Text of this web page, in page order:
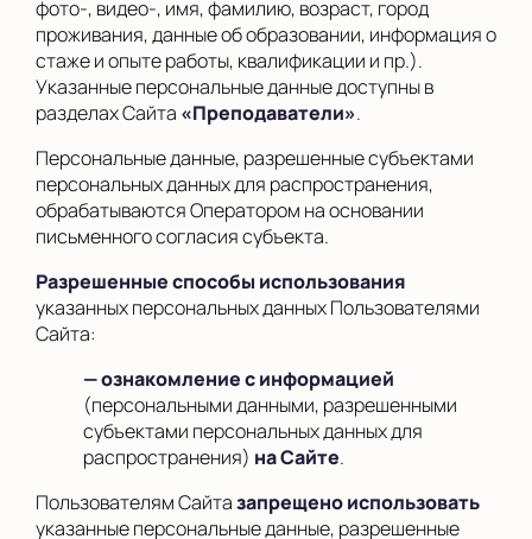
фото-, видео-, имя, фамилию, возраст, город
проживания, данные об образовании, информация о
стаже и опыте работы, квалификации и пр.).
Указанные персональные данные доступны в
разделах Сайта «Преподаватели».
Персональные данные, разрешенные субъектами
персональных данных для распространения,
обрабатываются Оператором на основании
письменного согласия субъекта.
Разрешенные способы использования
указанных персональных данных Пользователями
Сайта:
— ознакомление с информацией
(персональными данными, разрешенными
субъектами персональных данных для
распространения) на Сайте.
Пользователям Сайтазапрещено использовать
указанные персональные данные, разрешенные